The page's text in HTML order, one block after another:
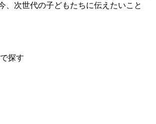
、次世代の子どもたちに伝えたいこと
探す